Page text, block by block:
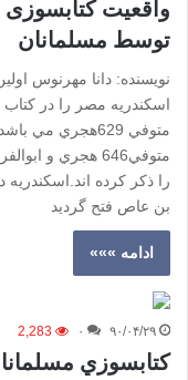
واقعیت کتابسوزی
توسط مسلمانان
نویسنده: دانا مهرنوس
را ذكر كرده
بن عاص فتح گرديد
ادامه »»»
۹۰/۰۴/۲۹ ۰ 2,283
کتابسوزي